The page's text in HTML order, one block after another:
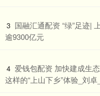
3 国融汇通配资 “绿”足迹|
逾9300亿元
4 爱钱包配资 加快建成生
这样的“上山下乡”体验_刘